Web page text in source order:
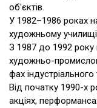
об'єктів.
У 1982–1986 роках
художньому
З 1987 до 1992
художньо-
фах
Від початку 1990-х
акціях,